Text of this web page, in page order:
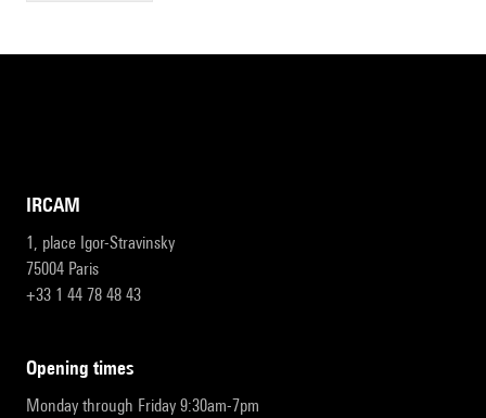
IRCAM
1, place Igor-Stravinsky
75004 Paris
+33 1 44 78 48 43
opening times
Monday through Friday 9:30am-7pm